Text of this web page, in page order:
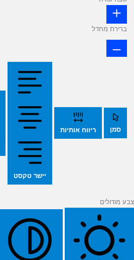
ברירת מחדל
סמן ריווח אותיות
יישר טקסט
צבע מודולים